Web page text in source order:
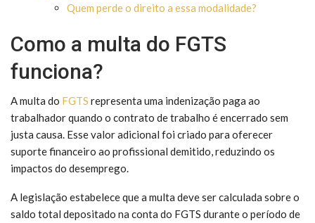
Quem perde o direito a essa modalidade?
Como a multa do FGTS
funciona?
A multa do FGTS representa uma indenização paga ao
trabalhador quando o contrato de trabalho é encerrado sem
justa causa. Esse valor adicional foi criado para oferecer
suporte financeiro ao profissional demitido, reduzindo os
impactos do desemprego.
A legislação estabelece que a multa deve ser calculada sobre o
saldo total depositado na conta do FGTS durante o período de